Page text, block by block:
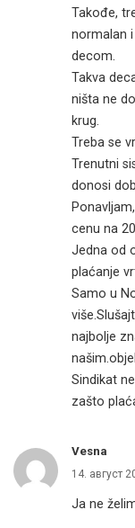
Takođe,
normalan
decom.
Takva
ništa ne
krug.
Treba se
Trenutni
donosi
cenu na
Jedna od
plaćanje
Samo u
najbolje
Sindikat
zašto
Vesna
14. август
Ja ne